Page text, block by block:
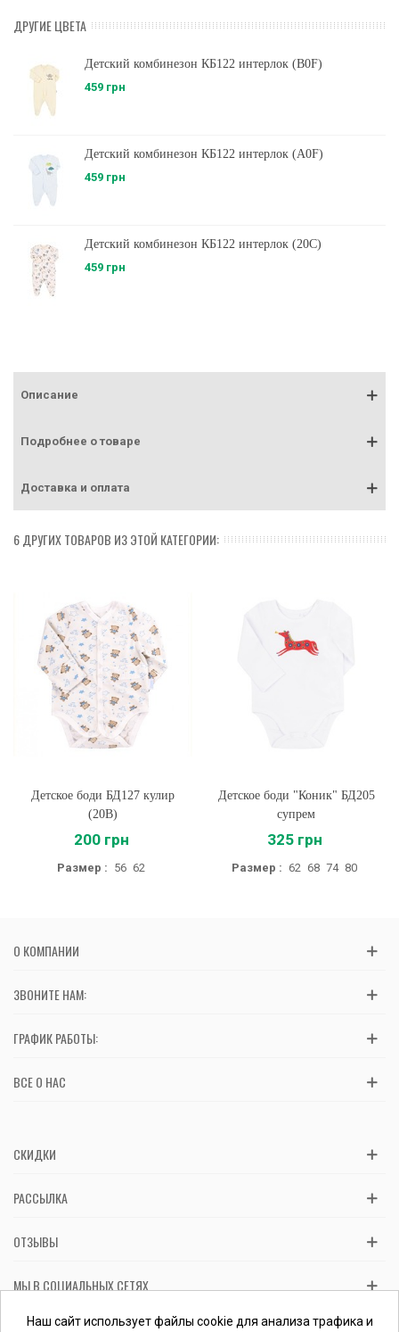
ДРУГИЕ ЦВЕТА
Детский комбинезон КБ122 интерлок (B0F)
459 грн
Детский комбинезон КБ122 интерлок (A0F)
459 грн
Детский комбинезон КБ122 интерлок (20C)
459 грн
Описание
Подробнее о товаре
Доставка и оплата
6 ДРУГИХ ТОВАРОВ ИЗ ЭТОЙ КАТЕГОРИИ:
Детское боди БД127 кулир
(20B)
200 грн
Размер : 56 62
Детское боди "Коник" БД205
супрем
325 грн
Размер : 62 68 74 80
О КОМПАНИИ
ЗВОНИТЕ НАМ:
ГРАФИК РАБОТЫ:
ВСЕ О НАС
СКИДКИ
РАССЫЛКА
ОТЗЫВЫ
МЫ В СОЦИАЛЬНЫХ СЕТЯХ
Вас обслуживает ФЛП Косташ С.И., номер записи в ЕГР 2 673 000
Наш сайт использует файлы cookie для анализа трафика и